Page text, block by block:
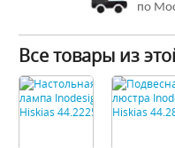
по
Все товары из